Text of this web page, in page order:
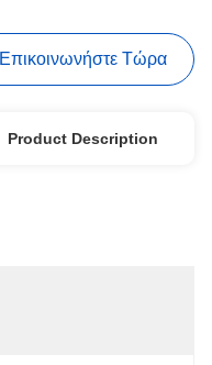
Επικοινωνήστε Τώρα
Product Description